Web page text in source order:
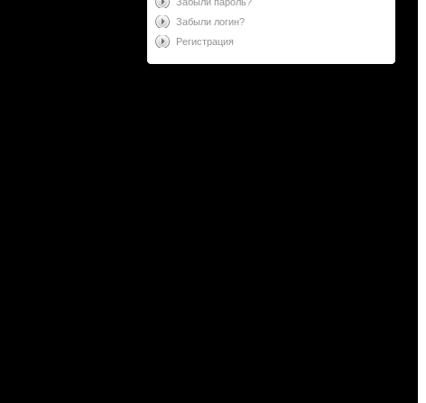
Забыли логин?
Регистрация